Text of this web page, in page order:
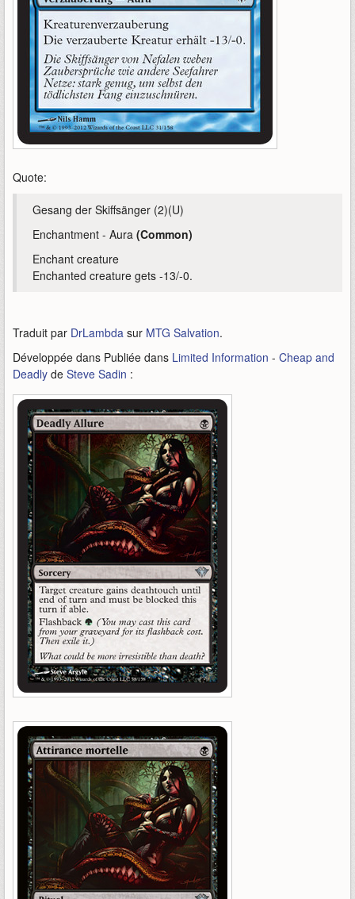
Quote:
Gesang der Skiffsänger (2)(U)
Enchantment - Aura (Common)
Enchant creature
Enchanted creature gets -13/-0.
Traduit par DrLambda sur MTG Salvation.
Développée dans Publiée dans Limited Information - Cheap and
Deadly de Steve Sadin :